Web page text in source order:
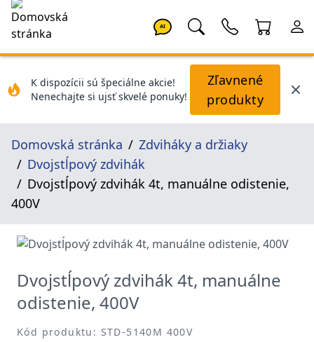
AI
K dispozícii sú špeciálne akcie!
Nenechajte si ujsť skvelé ponuky!
Zľavnené
produkty
Domovská stránka
Zdviháky a držiaky
Dvojstĺpový zdvihák
Dvojstĺpový zdvihák 4t, manuálne odistenie,
400V
Dvojstĺpový zdvihák 4t, manuálne
odistenie, 400V
Kód produktu: STD-5140M 400V